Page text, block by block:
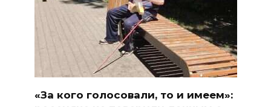
«За кого голосовали, то и имеем»: